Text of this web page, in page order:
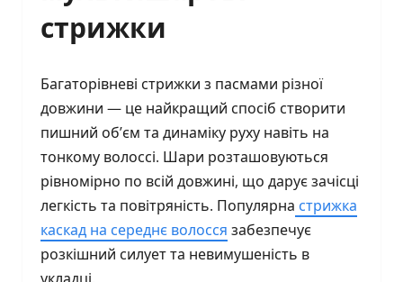
стрижки
Багаторівневі стрижки з пасмами різної
довжини — це найкращий спосіб створити
пишний об’єм та динаміку руху навіть на
тонкому волоссі. Шари розташовуються
рівномірно по всій довжині, що дарує зачісці
легкість та повітряність. Популярна стрижка
каскад на середнє волосся забезпечує
розкішний силует та невимушеність в